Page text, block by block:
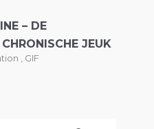
– DE
JEUK
GIF